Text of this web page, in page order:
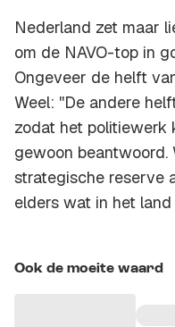
Nederland zet maar
om de NAVO-top in
Ongeveer de helft
Weel: ''De andere
zodat het politiewerk
gewoon beantwoord.
strategische reserve
elders wat in het land
Ook de moeite waard